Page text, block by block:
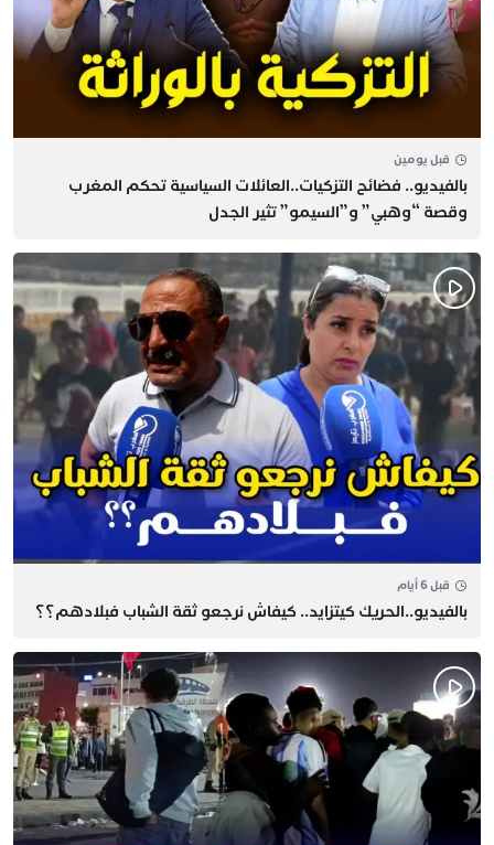
قبل يومين
بالفيديو.. فضائح التزكيات..العائلات السياسية تحكم المغرب
وقصة “وهبي” و”السيمو” تثير الجدل
قبل 6 أيام
بالفيديو..الحريك كيتزايد.. كيفاش نرجعو ثقة الشباب فبلادهم؟؟